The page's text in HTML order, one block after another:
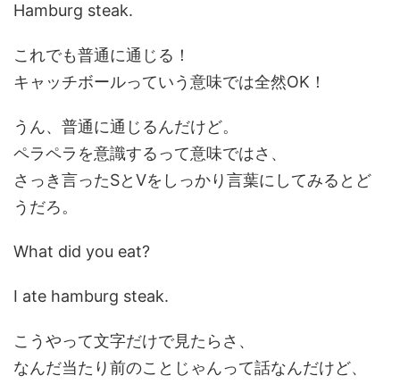
Hamburg steak.
これでも普通に通じる！
キャッチボールっていう意味では全然OK！
うん、普通に通じるんだけど。
ペラペラを意識するって意味ではさ、
さっき言ったSとVをしっかり言葉にしてみるとど
うだろ。
What did you eat?
I ate hamburg steak.
こうやって文字だけで見たらさ、
なんだ当たり前のことじゃんって話なんだけど、